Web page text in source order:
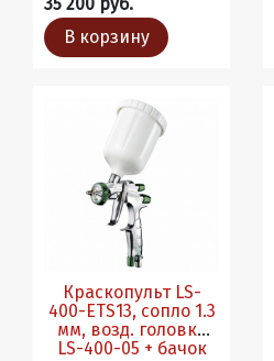
В корзину
Краскопульт LS-
400-ETS13, сопло 1.3
мм, возд. головка
LS-400-05 + бачок